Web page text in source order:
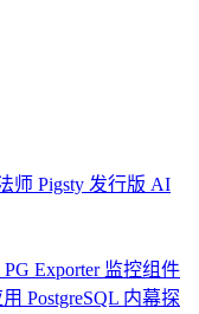
师 Pigsty 发行版 AI
PG Exporter 监控组件
PostgreSQL 内幕探